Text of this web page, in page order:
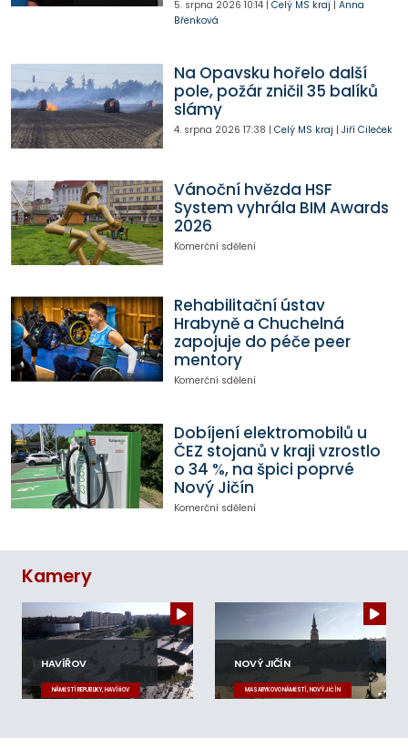
5. srpna 2026 10:14| Celý MS kraj | Anna
Břenková
Na Opavsku hořelo další
pole, požár zničil 35 balíků
slámy
4. srpna 2026 17:38 | Celý MS kraj | Jiří Cileček
Vánoční hvězda HSF
System vyhrála BIM Awards
2026
Komerční sdělení
Rehabilitační ústav
Hrabyně a Chuchelná
zapojuje do péče peer
mentory
Komerční sdělení
Dobíjení elektromobilů u
ČEZ stojanů v kraji vzrostlo
o 34 %, na špici poprvé
Nový Jičín
Komerční sdělení
Kamery
HAVÍŘOV
NÁMĚSTÍ REPUBLIKY, HAVÍŘOV
NOVÝ JIČÍN
MASARYKOVO NÁMĚSTÍ, NOVÝ JIČÍN